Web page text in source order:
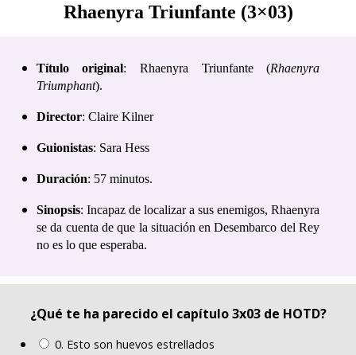
Rhaenyra Triunfante (3×03)
Título original: Rhaenyra Triunfante (Rhaenyra
Triumphant).
Director: Claire Kilner
Guionistas: Sara Hess
Duración: 57 minutos.
Sinopsis: Incapaz de localizar a sus enemigos, Rhaenyra
se da cuenta de que la situación en Desembarco del Rey
no es lo que esperaba.
¿Qué te ha parecido el capítulo 3x03 de HOTD?
0. Esto son huevos estrellados